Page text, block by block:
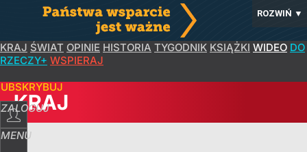
ROZWIŃ ▼
KRAJ ŚWIAT OPINIE HISTORIA TYGODNIK KSIĄŻKI WIDEO DO
RZECZY+ WSPIERAJ
ZALOGUJ
MENU
KRAJ